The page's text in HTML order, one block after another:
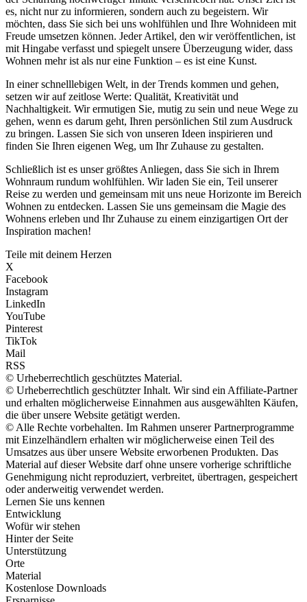
es, nicht nur zu informieren, sondern auch zu begeistern. Wir
möchten, dass Sie sich bei uns wohlfühlen und Ihre Wohnideen mit
Freude umsetzen können. Jeder Artikel, den wir veröffentlichen, ist
mit Hingabe verfasst und spiegelt unsere Überzeugung wider, dass
Wohnen mehr ist als nur eine Funktion – es ist eine Kunst.
In einer schnelllebigen Welt, in der Trends kommen und gehen,
setzen wir auf zeitlose Werte: Qualität, Kreativität und
Nachhaltigkeit. Wir ermutigen Sie, mutig zu sein und neue Wege zu
gehen, wenn es darum geht, Ihren persönlichen Stil zum Ausdruck
zu bringen. Lassen Sie sich von unseren Ideen inspirieren und
finden Sie Ihren eigenen Weg, um Ihr Zuhause zu gestalten.
Schließlich ist es unser größtes Anliegen, dass Sie sich in Ihrem
Wohnraum rundum wohlfühlen. Wir laden Sie ein, Teil unserer
Reise zu werden und gemeinsam mit uns neue Horizonte im Bereich
Wohnen zu entdecken. Lassen Sie uns gemeinsam die Magie des
Wohnens erleben und Ihr Zuhause zu einem einzigartigen Ort der
Inspiration machen!
Teile mit deinem Herzen
X
Facebook
Instagram
LinkedIn
YouTube
Pinterest
TikTok
Mail
RSS
© Urheberrechtlich geschütztes Material.
© Urheberrechtlich geschützter Inhalt. Wir sind ein Affiliate-Partner
und erhalten möglicherweise Einnahmen aus ausgewählten Käufen,
die über unsere Website getätigt werden.
© Alle Rechte vorbehalten. Im Rahmen unserer Partnerprogramme
mit Einzelhändlern erhalten wir möglicherweise einen Teil des
Umsatzes aus über unsere Website erworbenen Produkten. Das
Material auf dieser Website darf ohne unsere vorherige schriftliche
Genehmigung nicht reproduziert, verbreitet, übertragen, gespeichert
oder anderweitig verwendet werden.
Lernen Sie uns kennen
Entwicklung
Wofür wir stehen
Hinter der Seite
Unterstützung
Orte
Material
Kostenlose Downloads